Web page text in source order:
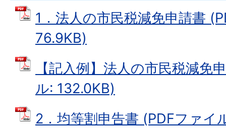
1．法人の市民税減免申請書
76.9KB)
【記入例】法人の市民税減免
ル: 132.0KB)
2．均等割申告書 (PDFファイ